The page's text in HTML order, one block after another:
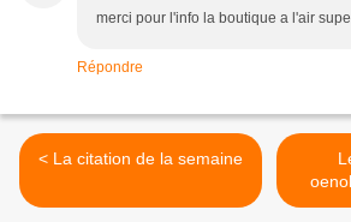
merci pour l'info la boutique a l'air
Répondre
< La citation de la semaine